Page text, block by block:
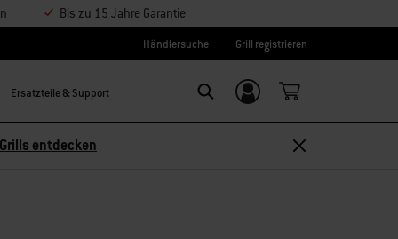
Bis zu 15 Jahre Garantie
Händlersuche Grill registrieren
Ersatzteile & Support
Einloggen/
Weber-ID
Grills entdecken